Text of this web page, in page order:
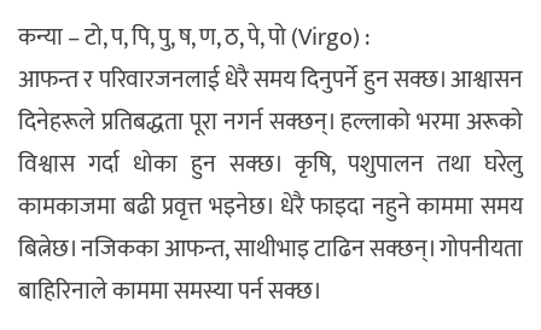
कन्या – टो, प, पि, पु, ष, ण, ठ, पे, पो (Virgo) :
आफन्त र परिवारजनलाई धेरै समय दिनुपर्ने हुन सक्छ। आश्वासन
दिनेहरूले प्रतिबद्धता पूरा नगर्न सक्छन्। हल्लाको भरमा अरूको
विश्वास गर्दा धोका हुन सक्छ। कृषि, पशुपालन तथा घरेलु
कामकाजमा बढी प्रवृत्त भइनेछ। धेरै फाइदा नहुने काममा समय
बित्नेछ। नजिकका आफन्त, साथीभाइ टाढिन सक्छन्। गोपनीयता
बाहिरिनाले काममा समस्या पर्न सक्छ।